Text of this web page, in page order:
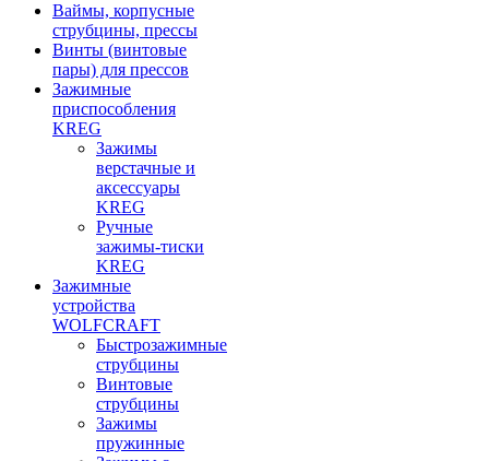
Ваймы, корпусные
струбцины, прессы
Винты (винтовые
пары) для прессов
Зажимные
приспособления
KREG
Зажимы
верстачные и
аксессуары
KREG
Ручные
зажимы-тиски
KREG
Зажимные
устройства
WOLFCRAFT
Быстрозажимные
струбцины
Винтовые
струбцины
Зажимы
пружинные